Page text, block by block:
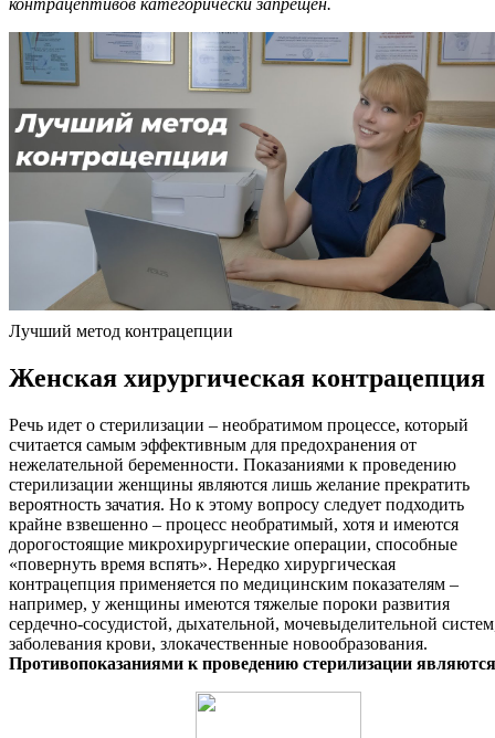
контрацептивов категорически запрещен.
Лучший метод контрацепции
Женская хирургическая контрацепция
Речь идет о стерилизации – необратимом процессе, который
считается самым эффективным для предохранения от
нежелательной беременности. Показаниями к проведению
стерилизации женщины являются лишь желание прекратить
вероятность зачатия. Но к этому вопросу следует подходить
крайне взвешенно – процесс необратимый, хотя и имеются
дорогостоящие микрохирургические операции, способные
«повернуть время вспять». Нередко хирургическая
контрацепция применяется по медицинским показателям –
например, у женщины имеются тяжелые пороки развития
сердечно-сосудистой, дыхательной, мочевыделительной
заболевания крови, злокачественные новообразования.
Противопоказаниями к проведению стерилизации